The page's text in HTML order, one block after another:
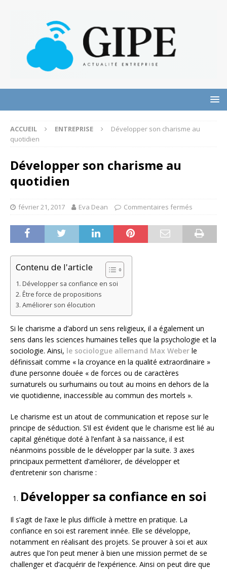
ACCUEIL ENTREPRISE
Développer son charisme au
quotidien
Développer son charisme au
quotidien
février 21, 2017 Eva Dean Commentaires fermés
Contenu de l'article
Développer sa confiance en soi
Être force de propositions
Améliorer son élocution
Si le charisme a d’abord un sens religieux, il a également un
sens dans les sciences humaines telles que la psychologie et la
sociologie. Ainsi, le sociologue allemand Max Weber le
définissait comme « la croyance en la qualité extraordinaire »
d’une personne douée « de forces ou de caractères
surnaturels ou surhumains ou tout au moins en dehors de la
vie quotidienne, inaccessible au commun des mortels ».
Le charisme est un atout de communication et repose sur le
principe de séduction. S’il est évident que le charisme est lié au
capital génétique doté à l’enfant à sa naissance, il est
néanmoins possible de le développer par la suite. 3 axes
principaux permettent d’améliorer, de développer et
d’entretenir son charisme :
Développer sa confiance en soi
Il s’agit de l’axe le plus difficile à mettre en pratique. La
confiance en soi est rarement innée. Elle se développe,
notamment en réalisant des projets. Se prouver à soi et aux
autres que l’on peut mener à bien une mission permet de se
challenger et d’acquérir de l’expérience. Ainsi on peut dire que